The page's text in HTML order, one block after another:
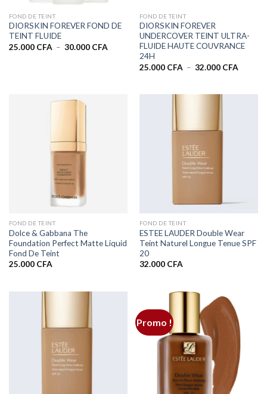
FOND DE TEINT
DIORSKIN FOREVER FOND DE
TEINT FLUIDE
25.000 CFA – 30.000 CFAPlage
25.000 CFA
FOND DE TEINT
DIORSKIN FOREVER
UNDERCOVER TEINT ULTRA-
FLUIDE HAUTE COUVRANCE
24H
25.000 CFA – 32.000 CFAPlage
FOND DE TEINT
Dolce & Gabbana The
Foundation Perfect Matte Liquid
Fond De Teint
25.000 CFA
FOND DE TEINT
ESTEE LAUDER Double Wear
Teint Naturel Longue Tenue SPF
20
32.000 CFA
Promo !